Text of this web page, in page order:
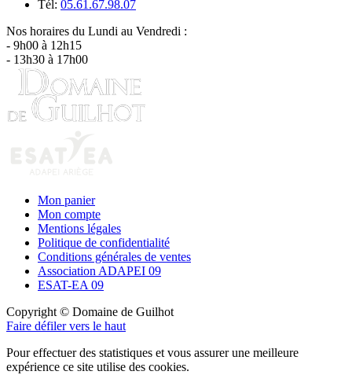
Tél: 05.61.67.98.07
Nos horaires du Lundi au Vendredi :
- 9h00 à 12h15
- 13h30 à 17h00
Mon panier
Mon compte
Mentions légales
Politique de confidentialité
Conditions générales de ventes
Association ADAPEI 09
ESAT-EA 09
Copyright © Domaine de Guilhot
Faire défiler vers le haut
Pour effectuer des statistiques et vous assurer une meilleure
expérience ce site utilise des cookies.